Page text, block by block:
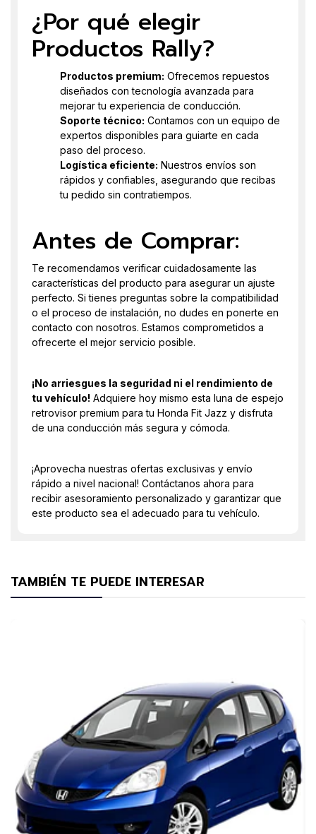
¿Por qué elegir
Productos Rally?
Productos premium: Ofrecemos repuestos
diseñados con tecnología avanzada para
mejorar tu experiencia de conducción.
Soporte técnico: Contamos con un equipo de
expertos disponibles para guiarte en cada
paso del proceso.
Logística eficiente: Nuestros envíos son
rápidos y confiables, asegurando que recibas
tu pedido sin contratiempos.
Antes de Comprar:
Te recomendamos verificar cuidadosamente las
características del producto para asegurar un ajuste
perfecto. Si tienes preguntas sobre la compatibilidad
o el proceso de instalación, no dudes en ponerte en
contacto con nosotros. Estamos comprometidos a
ofrecerte el mejor servicio posible.
¡No arriesgues la seguridad ni el rendimiento de
tu vehículo! Adquiere hoy mismo esta luna de espejo
retrovisor premium para tu Honda Fit Jazz y disfruta
de una conducción más segura y cómoda.
¡Aprovecha nuestras ofertas exclusivas y envío
rápido a nivel nacional! Contáctanos ahora para
recibir asesoramiento personalizado y garantizar que
este producto sea el adecuado para tu vehículo.
TAMBIÉN TE PUEDE INTERESAR